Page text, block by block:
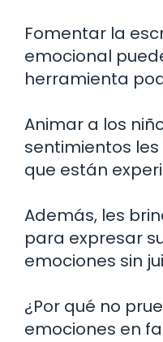
Fomentar la
emocional
herramienta
Animar a los
sentimientos
que están
Además, les
para expresar
emociones sin
¿Por qué no
emociones en